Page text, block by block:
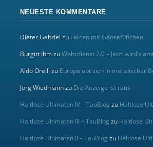
NEUESTE KOMMENTARE
Dieter Gabriel zu Fakten mit Gänsefüßchen
Burgitt IhmzuWehrdienst 2.0 – Jetzt wird’s
Aldo Orelli zu Europa übt sich in moralischer
Jörg Wiedmannzu Die Anzeige ist raus
Haltlose Ultimaten IV – TauBlog zu Haltlose
Haltlose Ultimaten III – TauBlog zu Haltlose
Haltlose Ultimaten II – TauBlog zu Haltlose